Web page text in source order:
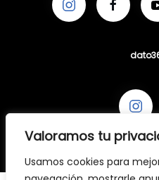
Valoramos tu
Usamos cookies para